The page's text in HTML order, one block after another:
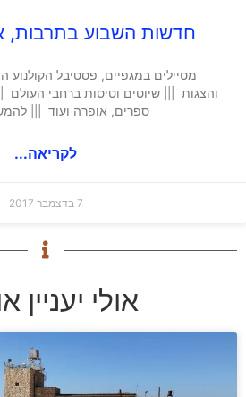
חדשות השבוע בתרבות,
מטיילים במגפיים, פסטיבל הקולנוע
והצגות ||| שיוטים וטיסות ברחבי העולם
ספרים, אופרה ועוד |||
לקריאה...
7 בדצמבר 2017
אולי יעניין